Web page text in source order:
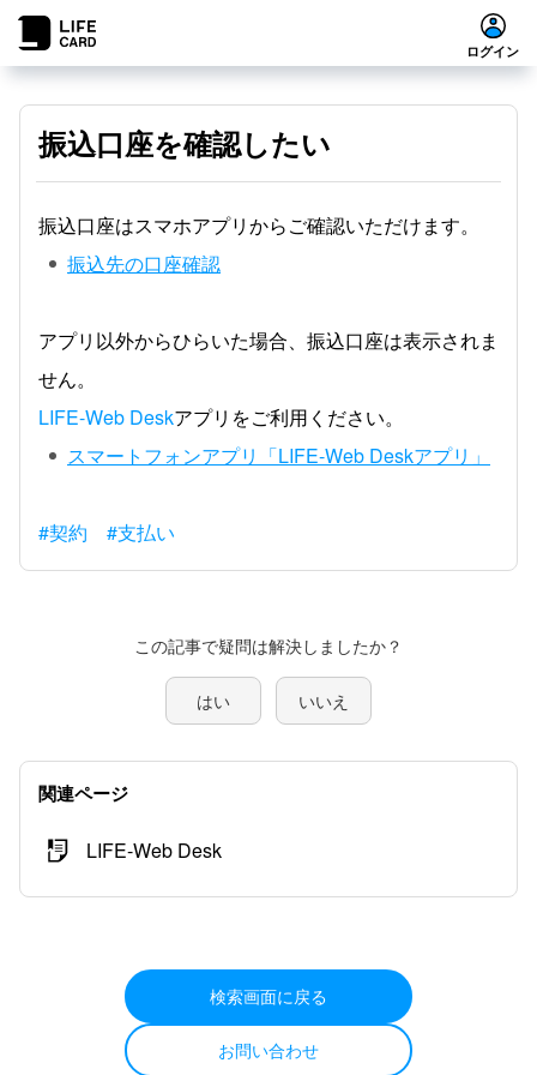
ログイン
振込口座を確認したい
振込口座はスマホアプリからご確認いただけます。
振込先の口座確認
アプリ以外からひらいた場合、振込口座は表示されま
せん。
LIFE-Web Deskアプリをご利用ください。
スマートフォンアプリ「LIFE-Web Deskアプリ」
#契約 #支払い
この記事で疑問は解決しましたか？
はい いいえ
関連ページ
LIFE-Web Desk
検索画面に戻る
お問い合わせ